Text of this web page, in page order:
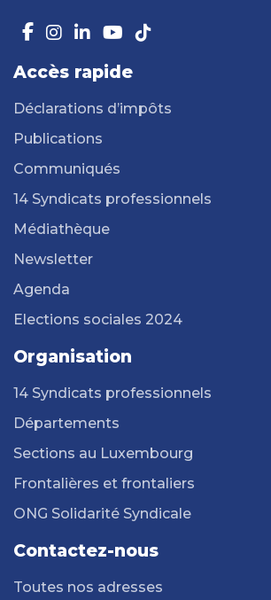
Accès rapide
Déclarations d’impôts
Publications
Communiqués
14 Syndicats professionnels
Médiathèque
Newsletter
Agenda
Elections sociales 2024
Organisation
14 Syndicats professionnels
Départements
Sections au Luxembourg
Frontalières et frontaliers
ONG Solidarité Syndicale
Contactez-nous
Toutes nos adresses